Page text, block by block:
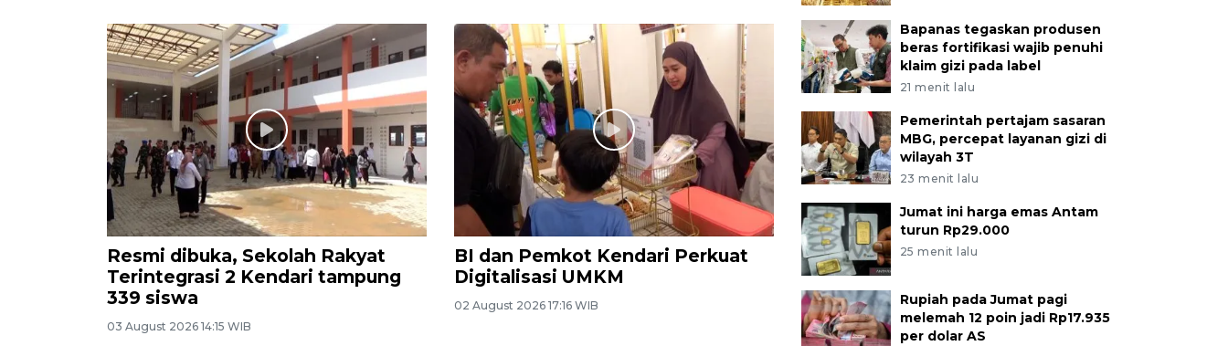
Resmi dibuka, Sekolah Rakyat
Terintegrasi 2 Kendari tampung
339 siswa
03 August 2026 14:15 WIB
BI dan Pemkot Kendari Perkuat
Digitalisasi UMKM
02 August 2026 17:16 WIB
Bapanas tegaskan produsen
beras fortifikasi wajib penuhi
klaim gizi pada label
21 menit lalu
Pemerintah pertajam sasaran
MBG, percepat layanan gizi di
wilayah 3T
23 menit lalu
Jumat ini harga emas Antam
turun Rp29.000
25 menit lalu
Rupiah pada Jumat pagi
melemah 12 poin jadi Rp17.935
per dolar AS